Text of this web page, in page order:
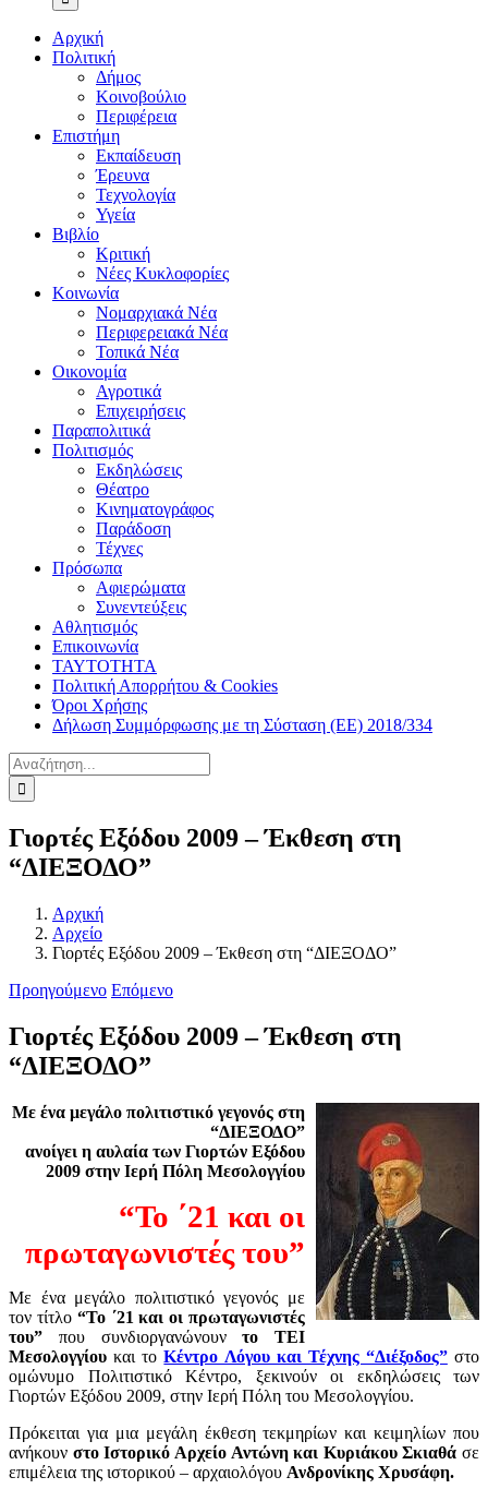
Αρχική
Πολιτική
Δήμος
Κοινοβούλιο
Περιφέρεια
Επιστήμη
Εκπαίδευση
Έρευνα
Τεχνολογία
Υγεία
Βιβλίο
Κριτική
Νέες Κυκλοφορίες
Κοινωνία
Νομαρχιακά Νέα
Περιφερειακά Νέα
Τοπικά Νέα
Οικονομία
Αγροτικά
Επιχειρήσεις
Παραπολιτικά
Πολιτισμός
Εκδηλώσεις
Θέατρο
Κινηματογράφος
Παράδοση
Τέχνες
Πρόσωπα
Αφιερώματα
Συνεντεύξεις
Αθλητισμός
Επικοινωνία
ΤΑΥΤΟΤΗΤΑ
Πολιτική Απορρήτου & Cookies
Όροι Χρήσης
Δήλωση Συμμόρφωσης με τη Σύσταση (ΕΕ) 2018/334
Αναζήτηση
για:
Γιορτές Εξόδου 2009 – Έκθεση στη
“ΔΙΕΞΟΔΟ”
Αρχική
Αρχείο
Γιορτές Εξόδου 2009 – Έκθεση στη “ΔΙΕΞΟΔΟ”
Προηγούμενο Επόμενο
Γιορτές Εξόδου 2009 – Έκθεση στη
“ΔΙΕΞΟΔΟ”
Με ένα μεγάλο πολιτιστικό γεγονός στη
“ΔΙΕΞΟΔΟ”
ανοίγει η αυλαία των Γιορτών Εξόδου
2009 στην Ιερή Πόλη Μεσολογγίου
“Το ΄21 και οι
πρωταγωνιστές του”
Με ένα μεγάλο πολιτιστικό γεγονός με
τον τίτλο “Το ΄21 και οι πρωταγωνιστές
του” που συνδιοργανώνουντο ΤΕΙ
Μεσολογγίου και τοΚέντρο Λόγου και Τέχνης “Διέξοδος”στο
ομώνυμο Πολιτιστικό Κέντρο, ξεκινούν οι εκδηλώσεις των
Γιορτών Εξόδου 2009, στην Ιερή Πόλη του Μεσολογγίου.
Πρόκειται για μια μεγάλη έκθεση τεκμηρίων και κειμηλίων που
ανήκουν στο Ιστορικό Αρχείο Αντώνη και Κυριάκου Σκιαθά σε
επιμέλεια της ιστορικού – αρχαιολόγου Ανδρονίκης Χρυσάφη.